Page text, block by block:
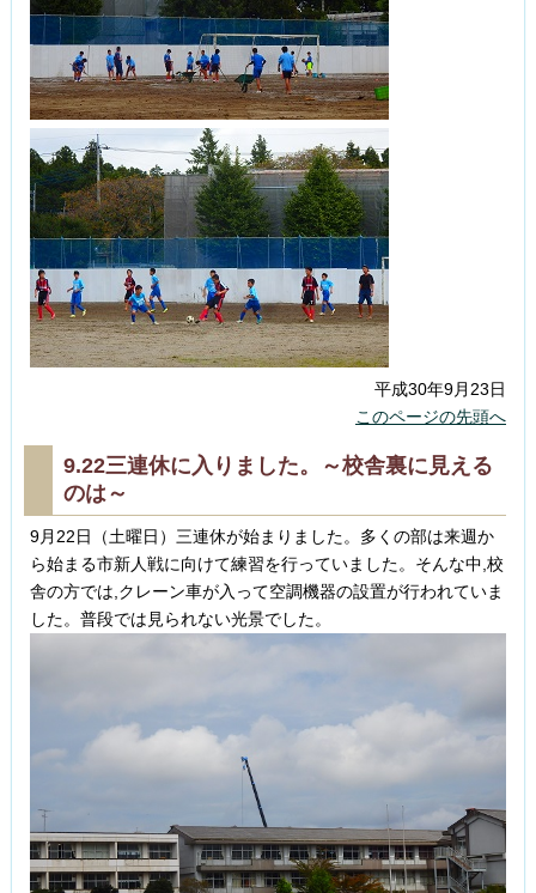
平成30年9月23日
このページの先頭へ
9.22三連休に入りました。～校舎裏に見える
のは～
9月22日（土曜日）三連休が始まりました。多くの部は来週か
ら始まる市新人戦に向けて練習を行っていました。そんな中,校
舎の方では,クレーン車が入って空調機器の設置が行われていま
した。普段では見られない光景でした。